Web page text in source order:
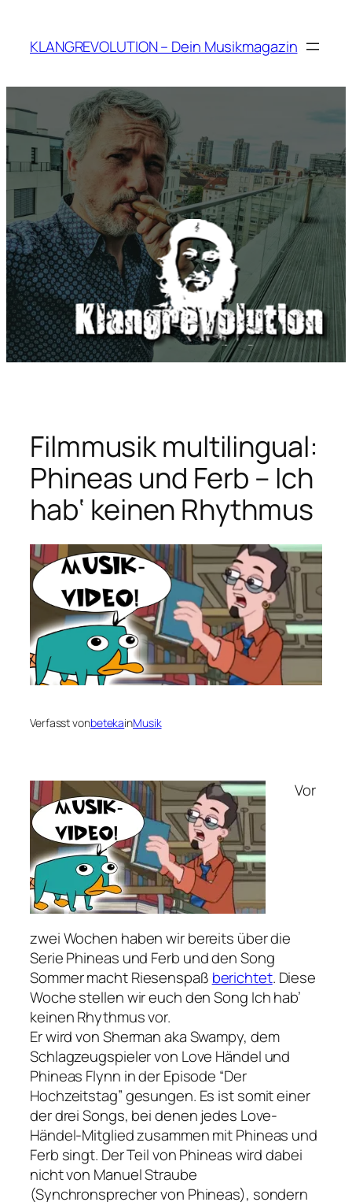
springen
KLANGREVOLUTION – Dein Musikmagazin
Filmmusik multilingual:
Phineas und Ferb – Ich
hab‘ keinen Rhythmus
Verfasst vonbetekainMusik
Vor
zwei Wochen haben wir bereits über die
SeriePhineas und Ferb und den Song
Sommer macht Riesenspaß berichtet. Diese
Woche stellen wir euch den Song Ich hab’
keinen Rhythmusvor.
Er wird von Sherman aka Swampy, dem
Schlagzeugspieler von Love Händel und
Phineas Flynn in der Episode “Der
Hochzeitstag” gesungen. Es ist somit einer
der drei Songs, bei denen jedes Love-
Händel-Mitglied zusammen mit Phineas und
Ferb singt. Der Teil von Phineas wird dabei
nicht von Manuel Straube
(Synchronsprecher von Phineas), sondern